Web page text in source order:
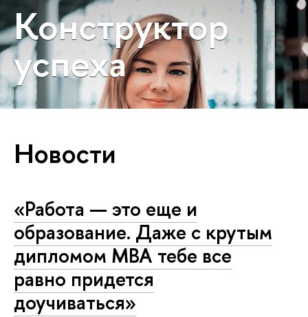
Конструктор
успеха
Новости
«Работа — это еще и
образование. Даже с крутым
дипломом МВА тебе все
равно придется
доучиваться»